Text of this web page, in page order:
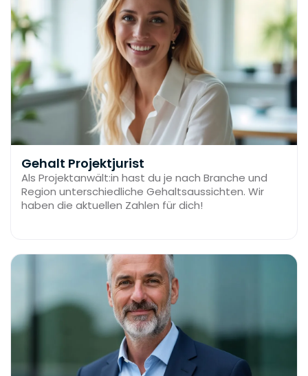
Gehalt Projektjurist
Als Projektanwält:in hast du je nach Branche und
Region unterschiedliche Gehaltsaussichten. Wir
haben die aktuellen Zahlen für dich!